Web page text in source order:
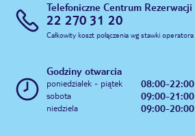
Telefoniczne Centrum Rezerwacji
22 270 31 20
Całkowity koszt połączenia wg stawki operatora
Godziny otwarcia
poniedziałek - piątek 08:00-22:00
sobota 09:00-21:00
niedziela 09:00-20:00